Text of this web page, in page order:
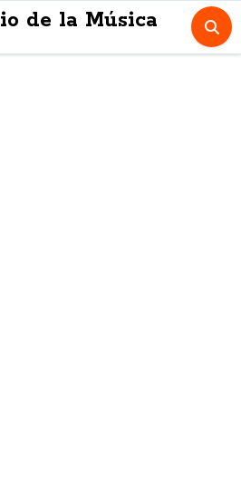
de la Música